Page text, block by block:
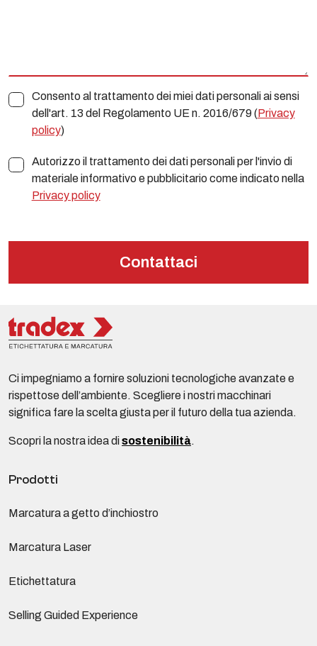
Consento al trattamento dei miei dati personali ai sensi
dell'art. 13 del Regolamento UE n. 2016/679 (Privacy
policy)
Autorizzo il trattamento dei dati personali per l'invio di
materiale informativo e pubblicitario come indicato nella
Privacy policy
Contattaci
Ci impegniamo a fornire soluzioni tecnologiche avanzate e
rispettose dell’ambiente. Scegliere i nostri macchinari
significa fare la scelta giusta per il futuro della tua azienda.
Scopri la nostra idea disostenibilità.
Prodotti
Marcatura a getto d’inchiostro
Marcatura Laser
Etichettatura
Selling Guided Experience